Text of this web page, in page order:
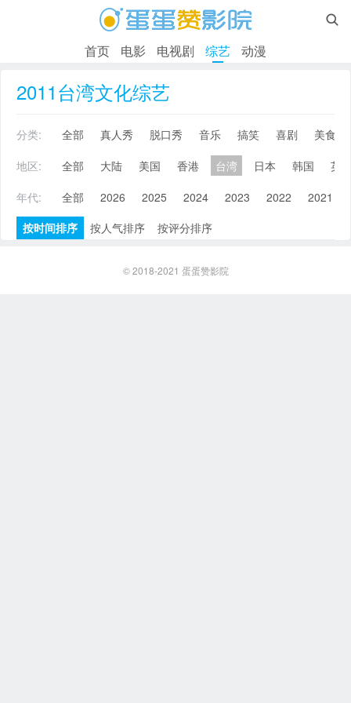

首页 电影 电视剧 综艺 动漫
2011台湾文化综艺
分类: 全部 真人秀 脱口秀 音乐 搞笑 喜剧
美食
地区:
全部 大陆 美国 香港 台湾 日本 韩国
英
年代:
全部 2026 2025 2024 2023 2022 2021
按时间排序
按人气排序 按评分排序
© 2018-2021 蛋蛋赞影院